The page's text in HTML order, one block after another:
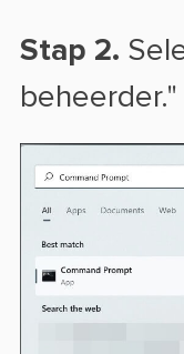
Stap 2.
beheerder."